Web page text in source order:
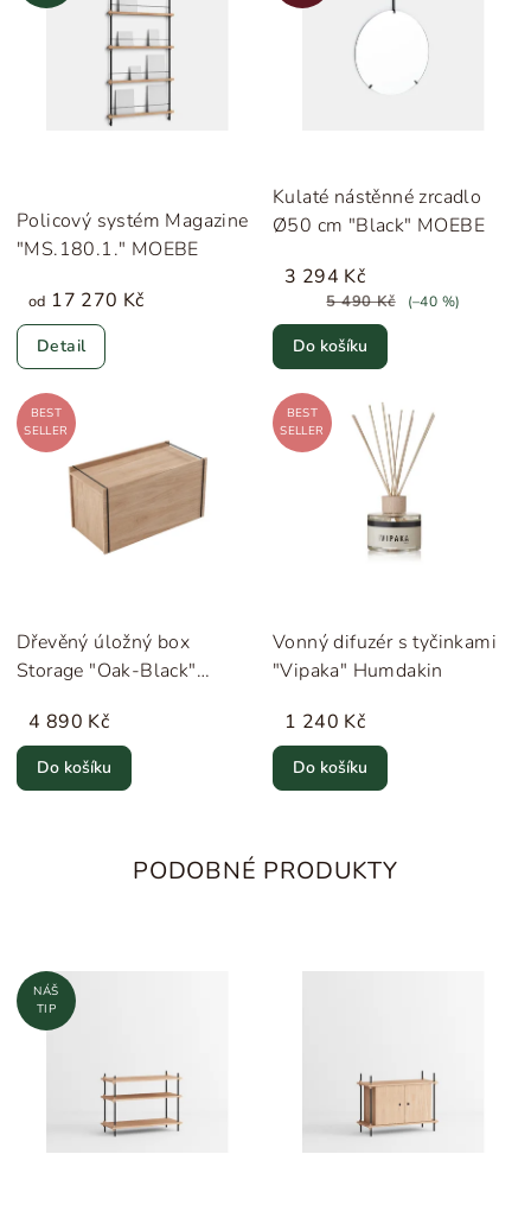
Policový systém Magazine
"MS.180.1." MOEBE
od 17 270 Kč
Detail
Kulaté nástěnné zrcadlo
Ø50 cm "Black" MOEBE
3 294 Kč
5 490 Kč (–40 %)
Do košíku
BEST
SELLER
Dřevěný úložný box
Storage "Oak-Black"
4 890 Kč
Do košíku
BEST
SELLER
Vonný difuzér s tyčinkami
"Vipaka" Humdakin
1 240 Kč
Do košíku
PODOBNÉ PRODUKTY
NÁŠ
TIP